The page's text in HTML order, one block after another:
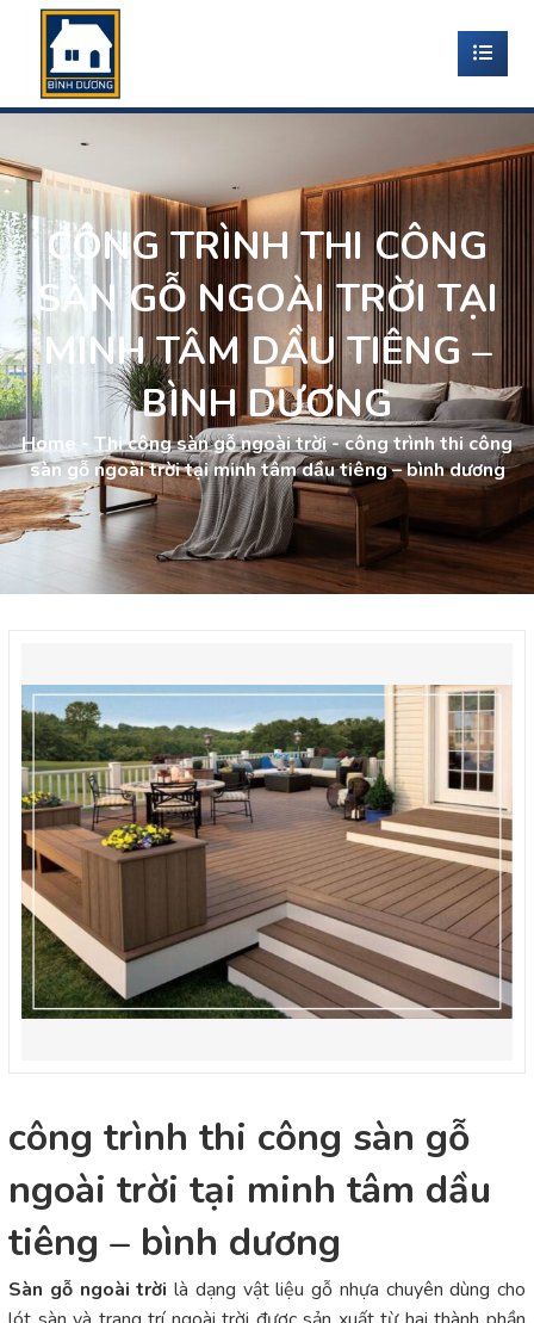
CÔNG TRÌNH THI CÔNG
SÀN GỖ NGOÀI TRỜI TẠI
MINH TÂM DẦU TIÊNG –
BÌNH DƯƠNG
Home - Thi công sàn gỗ ngoài trời-công trình thi công
sàn gỗ ngoài trời tại minh tâm dầu tiêng – bình dương
công trình thi công sàn gỗ
ngoài trời tại minh tâm dầu
tiêng – bình dương
Sàn gỗ ngoài trời là dạng vật liệu gỗ nhựa chuyên dùng cho